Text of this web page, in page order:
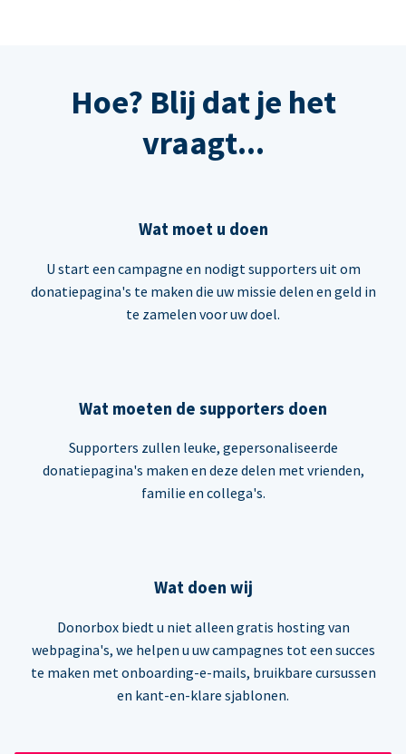
Hoe? Blij dat je het
vraagt...
Wat moet u doen
U start een campagne en nodigt supporters uit om
donatiepagina's te maken die uw missie delen en geld in
te zamelen voor uw doel.
Wat moeten de supporters doen
Supporters zullen leuke, gepersonaliseerde
donatiepagina's maken en deze delen met vrienden,
familie en collega's.
Wat doen wij
Donorbox biedt u niet alleen gratis hosting van
webpagina's, we helpen u uw campagnes tot een succes
te maken met onboarding-e-mails, bruikbare cursussen
en kant-en-klare sjablonen.